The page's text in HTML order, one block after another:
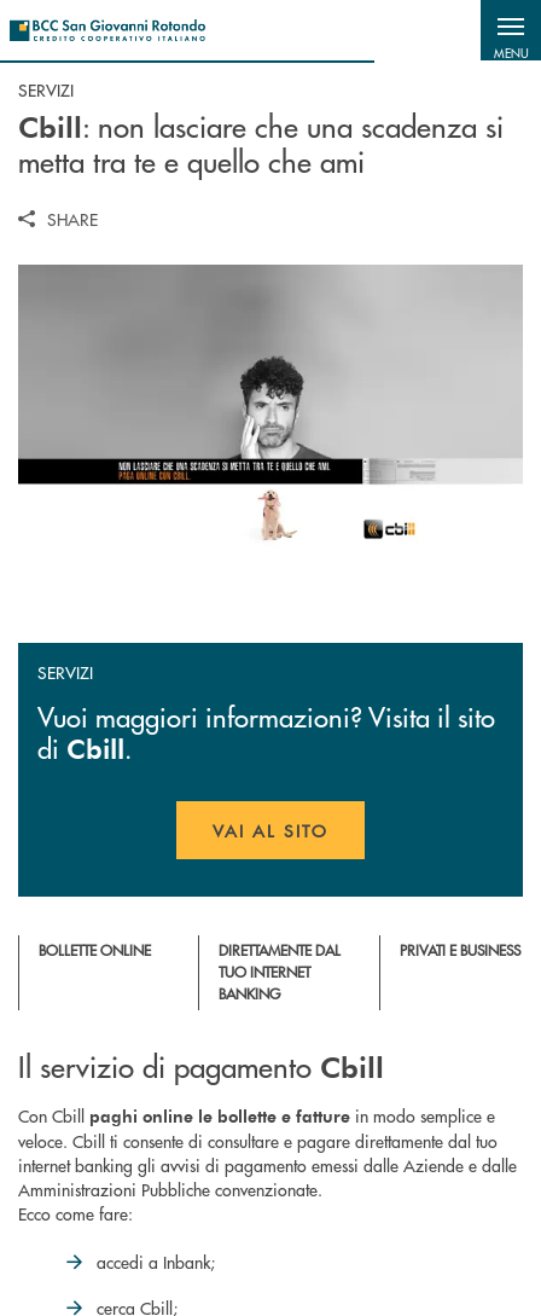
MENU
SERVIZI
Cbill: non lasciare che una scadenza si
metta tra te e quello che ami
SHARE
SERVIZI
Vuoi maggiori informazioni? Visita il sito
di Cbill.
VAI AL SITO
BOLLETTE ONLINE
DIRETTAMENTE DAL
TUO INTERNET
BANKING
PRIVATI E BUSINESS
Il servizio di pagamento Cbill
Con Cbill paghi online le bollette e fatture in modo semplice e
veloce. Cbill ti consente di consultare e pagare direttamente dal tuo
internet banking gli avvisi di pagamento emessi dalle Aziende e dalle
Amministrazioni Pubbliche convenzionate.
Ecco come fare:
accedi a Inbank;
cerca Cbill;